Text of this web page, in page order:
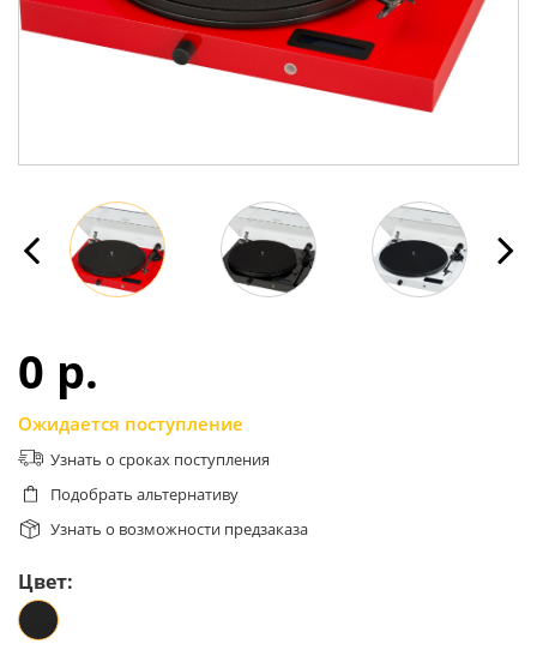
0 p.
Ожидается поступление
Узнать о сроках поступления
Подобрать альтернативу
Узнать о возможности предзаказа
Цвет: